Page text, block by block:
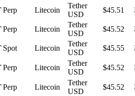
Perp Litecoin
Tether
USD
$45.51
Perp Litecoin
Tether
USD
$45.52
Spot Litecoin
Tether
USD
$45.55
Perp Litecoin
Tether
USD
$45.52
Perp Litecoin
Tether
USD
$45.52